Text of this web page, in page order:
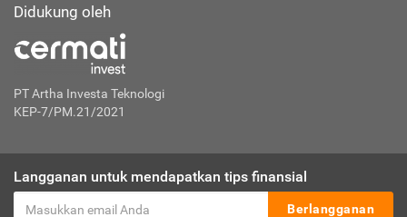
Didukung oleh
PT Artha Investa Teknologi
KEP-7/PM.21/2021
Langganan untuk mendapatkan tips finansial
Berlangganan